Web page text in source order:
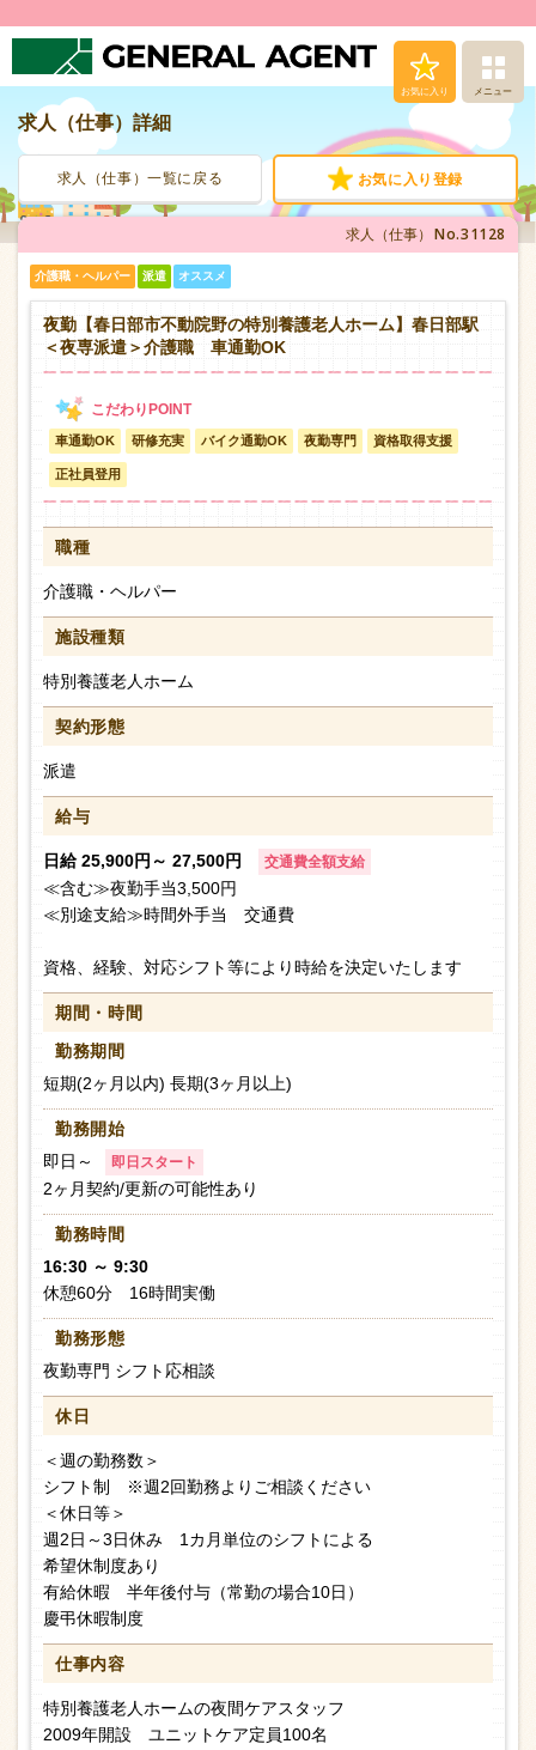
お気に入り メニュー
人材派遣サービス
転職支援サービス
登録から就業まで
お問い合わせ
求人（仕事）詳細
求人（仕事）一覧に戻る お気に入り登録
求人（仕事） No.31128
介護職・ヘルパー 派遣 オススメ
夜勤【春日部市不動院野の特別養護老人ホーム】春日部駅
＜夜専派遣＞介護職 車通勤OK
車通勤OK 研修充実 バイク通勤OK 夜勤専門 資格取得支援
正社員登用
職種
介護職・ヘルパー
施設種類
特別養護老人ホーム
契約形態
派遣
給与
日給 25,900円～ 27,500円 交通費全額支給
≪含む≫夜勤手当3,500円
≪別途支給≫時間外手当 交通費
資格、経験、対応シフト等により時給を決定いたします
期間・時間
勤務期間
短期(2ヶ月以内) 長期(3ヶ月以上)
勤務開始
即日～
即日スタート
2ヶ月契約/更新の可能性あり
勤務時間
16:30 ～ 9:30
休憩60分 16時間実働
勤務形態
夜勤専門 シフト応相談
休日
＜週の勤務数＞
シフト制 ※週2回勤務よりご相談ください
＜休日等＞
週2日～3日休み 1カ月単位のシフトによる
希望休制度あり
有給休暇 半年後付与（常勤の場合10日）
慶弔休暇制度
仕事内容
特別養護老人ホームの夜間ケアスタッフ
2009年開設 ユニットケア定員100名